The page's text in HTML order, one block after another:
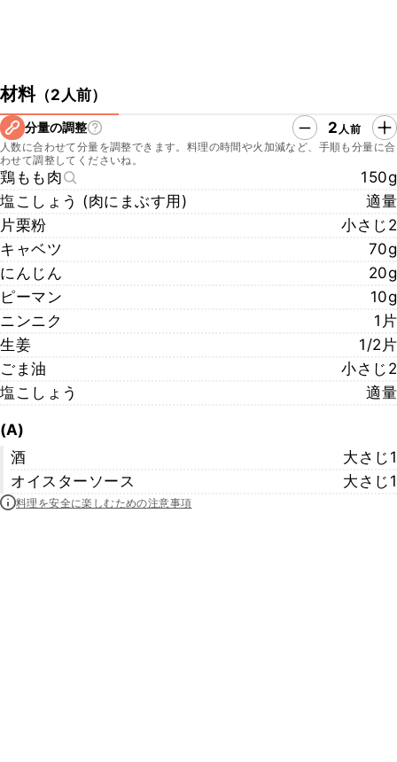
材料（2人前）
分量の調整 2 人前
人数に合わせて分量を調整できます。料理の時間や火加減など、手順も分量に合
わせて調整してくださいね。
鶏もも肉
150g
塩こしょう (肉にまぶす用)
適量
片栗粉
小さじ2
キャベツ
70g
にんじん
20g
ピーマン
10g
ニンニク
1片
生姜
1/2片
ごま油
小さじ2
塩こしょう
適量
(A)
酒
大さじ1
オイスターソース
大さじ1
料理を安全に楽しむための注意事項